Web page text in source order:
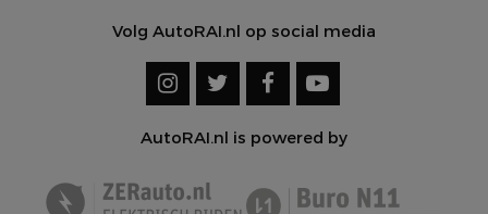
Volg AutoRAI.nl op social media
AutoRAI.nl is powered by